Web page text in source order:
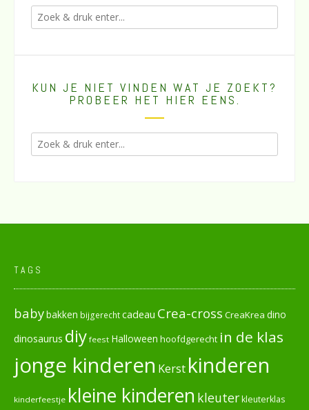
KUN JE NIET VINDEN WAT JE ZOEKT?
PROBEER HET HIER EENS.
TAGS
babybakken bijgerechtcadeau Crea-cross CreaKrea dino
dinosaurus diy feest Halloween hoofdgerecht in de klas
jonge kinderen Kerst kinderen
kinderfeestje kleine kinderen kleuterkleuterklas